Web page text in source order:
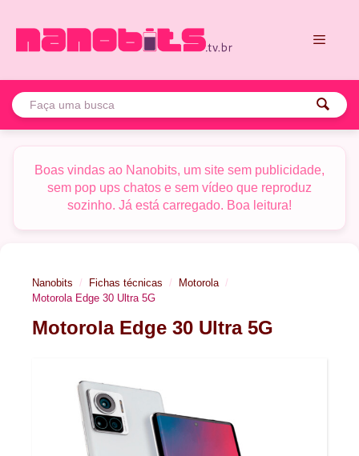
para
Boas vindas ao Nanobits, um site sem publicidade,
sem pop ups chatos e sem vídeo que reproduz
sozinho. Já está carregado. Boa leitura!
Nanobits Fichas técnicas
Motorola
Motorola Edge 30 Ultra 5G
Motorola Edge 30 Ultra 5G